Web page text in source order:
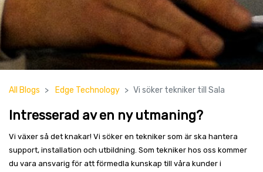
All Blogs Edge Technology Vi söker tekniker till Sala
Intresserad av en ny utmaning?
Vi växer så det knakar! Vi söker en tekniker som är ska hantera
support, installation och utbildning. Som tekniker hos oss kommer
du vara ansvarig för att förmedla kunskap till våra kunder i